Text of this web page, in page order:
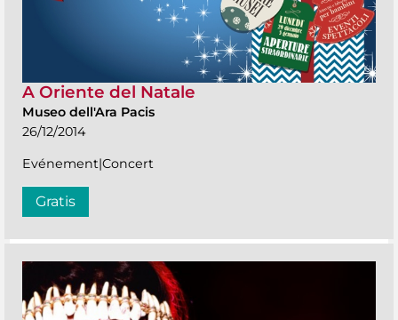
A Oriente del Natale
Museo dell'Ara Pacis
26/12/2014
Evénement|Concert
Gratis